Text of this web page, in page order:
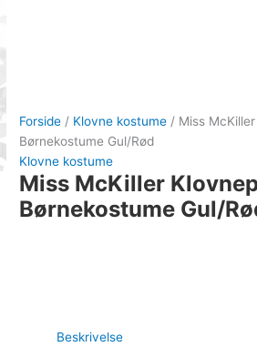
Forside / Klovne kostume / Miss
Børnekostume Gul/Rød
Klovne kostume
Miss McKiller
Børnekostume Gul/
Beskrivelse